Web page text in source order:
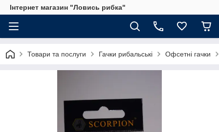
Інтернет магазин "Ловись рибка"
Товари та послуги Гачки рибальські Офсетні гачки